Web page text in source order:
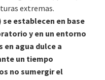
extremas.
se establecen en base
y en un entorno
agua dulce a
un tiempo
no sumergir el